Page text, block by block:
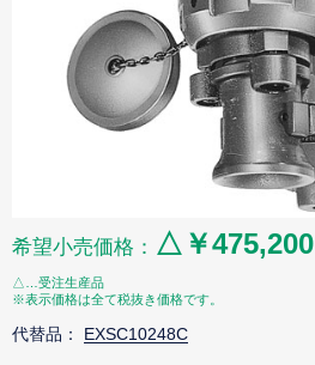
希望小売価格： △￥475,200
△…受注生産品
※表示価格は全て税抜き価格です。
代替品： EXSC10248C